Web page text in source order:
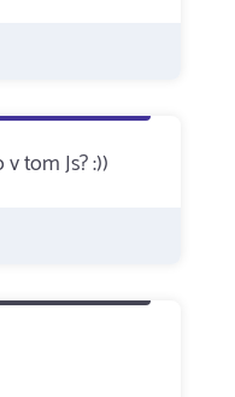
tom Js? :))